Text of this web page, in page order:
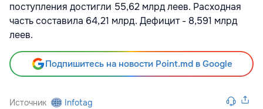
поступления достигли 55,62 млрд леев. Расходная
часть составила 64,21 млрд. Дефицит - 8,591 млрд
леев.
Подпишитесь на новости Point.md в Google
Источник Infotag